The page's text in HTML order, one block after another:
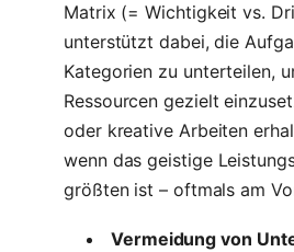
Matrix (= Wichtigkeit vs.
unterstützt dabei, die
Kategorien zu unterteilen,
Ressourcen gezielt
oder kreative Arbeiten
wenn das geistige
größten ist – oftmals am
Vermeidung von